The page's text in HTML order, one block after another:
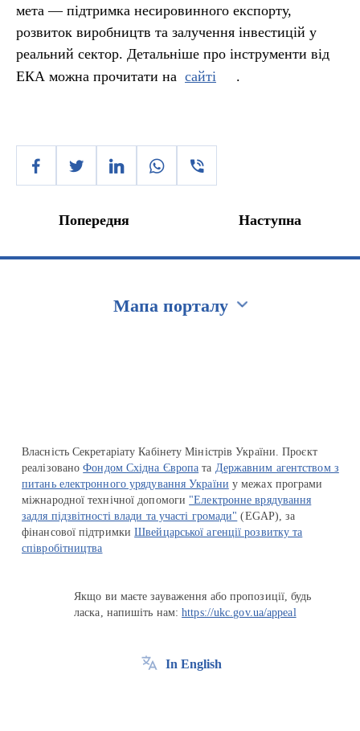
мета — підтримка несировинного експорту,
розвиток виробництв та залучення інвестицій у
реальний сектор. Детальніше про інструменти від
ЕКА можна прочитати на сайті .
Попередня Наступна
Мапа порталу
Власність Секретаріату Кабінету Міністрів України. Проєкт
реалізованоФондом Східна Європа та Державним агентством з
питань електронного урядування України у межах програми
міжнародної технічної допомоги "Електронне врядування
задля підзвітності влади та участі громади" (EGAP), за
фінансової підтримкиШвейцарської агенції розвитку та
співробітництва
Якщо ви маєте зауваження або пропозиції, будь
ласка, напишіть нам:https://ukc.gov.ua/appeal
In English